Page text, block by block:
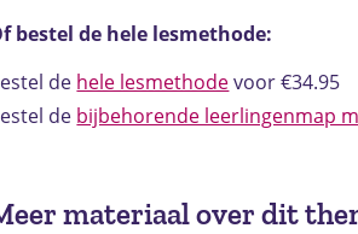
bestel de hele lesmethode:
de hele lesmethodevoor €34.95
de bijbehorende leerlingenmap
materiaal over dit